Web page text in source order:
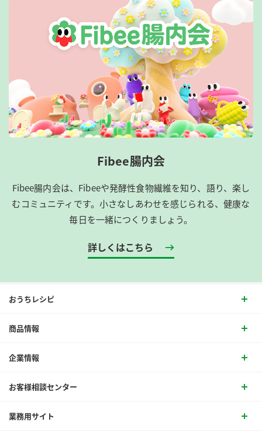
Fibee腸内会
Fibee腸内会は、​Fibeeや発酵性食物繊維を知り、語り、楽し
むコミュニティです。​小さなしあわせを感じられる、健康な
毎日を一緒につくりましょう。
詳しくはこちら
おうちレシピ
商品情報
企業情報
お客様相談センター
業務用サイト